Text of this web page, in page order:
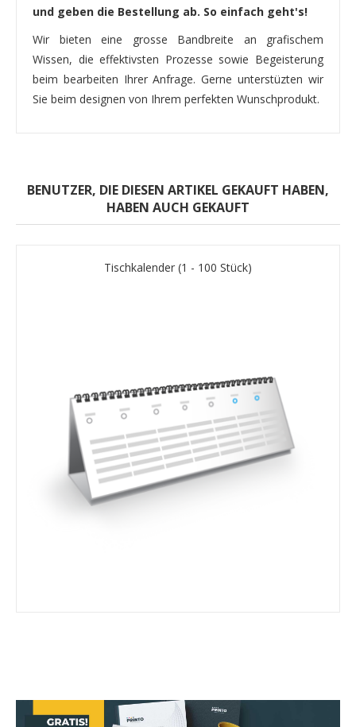
und geben die Bestellung ab. So einfach geht's!
Wir bieten eine grosse Bandbreite an grafischem
Wissen, die effektivsten Prozesse sowie Begeisterung
beim bearbeiten Ihrer Anfrage. Gerne unterstüzten wir
Sie beim designen von Ihrem perfekten Wunschprodukt.
BENUTZER, DIE DIESEN ARTIKEL GEKAUFT HABEN,
HABEN AUCH GEKAUFT
Tischkalender (1 - 100 Stück)